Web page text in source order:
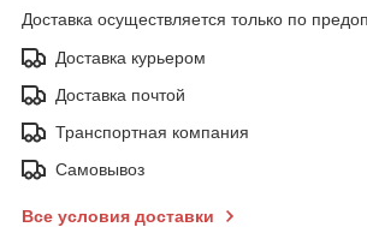
Доставка осуществляется только по
Доставка курьером
Доставка почтой
Транспортная компания
Самовывоз
Все условия доставки